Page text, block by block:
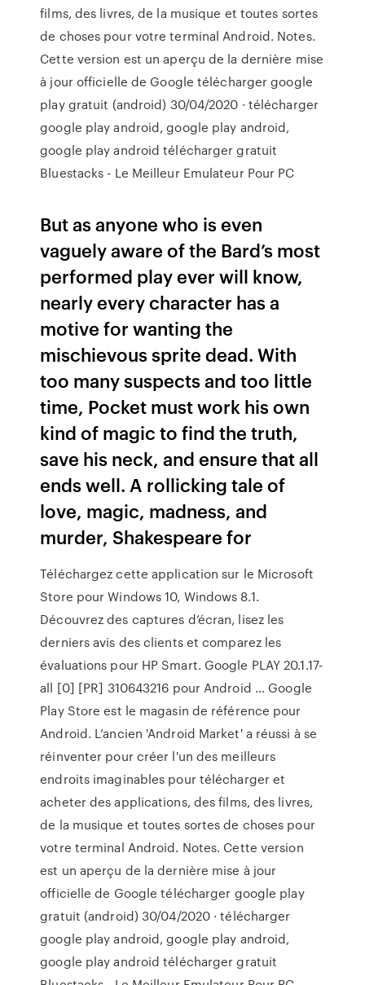
films, des livres, de la musique et toutes sortes
de choses pour votre terminal Android. Notes.
Cette version est un aperçu de la dernière mise
à jour officielle de Google télécharger google
play gratuit (android) 30/04/2020 · télécharger
google play android, google play android,
google play android télécharger gratuit
Bluestacks - Le Meilleur Emulateur Pour PC
But as anyone who is even
vaguely aware of the Bard’s most
performed play ever will know,
nearly every character has a
motive for wanting the
mischievous sprite dead. With
too many suspects and too little
time, Pocket must work his own
kind of magic to find the truth,
save his neck, and ensure that all
ends well. A rollicking tale of
love, magic, madness, and
murder, Shakespeare for
Téléchargez cette application sur le Microsoft
Store pour Windows 10, Windows 8.1.
Découvrez des captures d’écran, lisez les
derniers avis des clients et comparez les
évaluations pour HP Smart. Google PLAY 20.1.17-
all [0] [PR] 310643216 pour Android ... Google
Play Store est le magasin de référence pour
Android. L’ancien 'Android Market' a réussi à se
réinventer pour créer l'un des meilleurs
endroits imaginables pour télécharger et
acheter des applications, des films, des livres,
de la musique et toutes sortes de choses pour
votre terminal Android. Notes. Cette version
est un aperçu de la dernière mise à jour
officielle de Google télécharger google play
gratuit (android) 30/04/2020 · télécharger
google play android, google play android,
google play android télécharger gratuit